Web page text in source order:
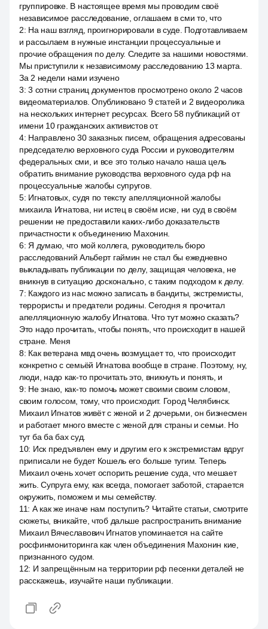
группировке. В настоящее время мы проводим своё
независимое расследование, оглашаем в сми то, что
2: На наш взгляд, проигнорировали в суде. Подготавливаем
и рассылаем в нужные инстанции процессуальные и
прочие обращения по делу. Следите за нашими новостями.
Мы приступили к независимому расследованию 13 марта.
За 2 недели нами изучено
3:3 сотни страниц документов просмотрено около 2 часов
видеоматериалов. Опубликовано 9 статей и 2 видеоролика
на нескольких интернет ресурсах. Всего 58 публикаций от
имени 10 гражданских активистов от.
4: Направлено 30 заказных писем, обращения адресованы
председателю верховного суда России и руководителям
федеральных сми, и все это только начало наша цель
обратить внимание руководства верховного суда рф на
процессуальные жалобы супругов.
5: Игнатовых, судя по тексту апелляционной жалобы
михаила Игнатова, ни истец в своём иске, ни суд в своём
решении не предоставили каких-либо доказательств
причастности к объединению Махонин.
6: Я думаю, что мой коллега, руководитель бюро
расследований Альберт гаймин не стал бы ежедневно
выкладывать публикации по делу, защищая человека, не
вникнув в ситуацию досконально, с таким подходом к делу.
7: Каждого из нас можно записать в бандиты, экстремисты,
террористы и предатели родины. Сегодня я прочитал
апелляционную жалобу Игнатова. Что тут можно сказать?
Это надо прочитать, чтобы понять, что происходит в нашей
стране. Меня
8: Как ветерана мвд очень возмущает то, что происходит
конкретно с семьёй Игнатова вообще в стране. Поэтому, ну,
люди, надо как-то прочитать это, вникнуть и понять, и
9: Не знаю, как-то помочь может своими своим словом,
своим голосом, тому, что происходит. Город Челябинск.
Михаил Игнатов живёт с женой и 2 дочерьми, он бизнесмен
и работает много вместе с женой для страны и семьи. Но
тут ба ба бах суд.
10: Иск предъявлен ему и другим его к экстремистам вдруг
приписали не будет Кошель его больше тугим. Теперь
Михаил очень хочет оспорить решение суда, что мешает
жить. Супруга ему, как всегда, помогает заботой, старается
окружить, поможем и мы семейству.
11: А как же иначе нам поступить? Читайте статьи, смотрите
сюжеты, вникайте, чтоб дальше распространить внимание
Михаил Вячеславович Игнатов упоминается на сайте
росфинмониторинга как член объединения Махонин кие,
признанного судом.
12: И запрещённым на территории рф песенки деталей не
расскажешь, изучайте наши публикации.